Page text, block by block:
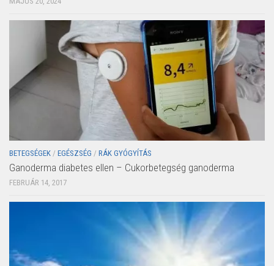
BETEGSÉGEK / EGÉSZSÉG / RÁK GYÓGYÍTÁS
Ganoderma diabetes ellen – Cukorbetegség ganoderma
FEBRUÁR 14, 2017